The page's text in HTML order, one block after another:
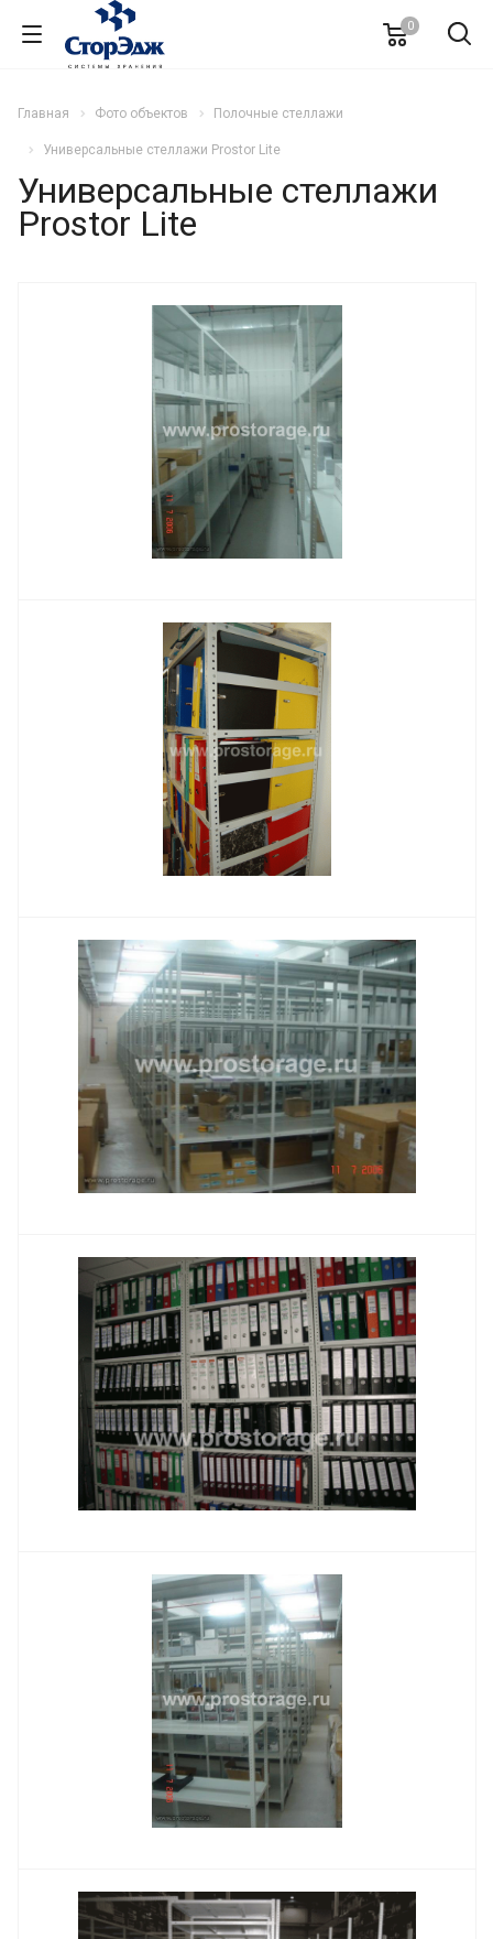
0
Главная Фото объектов Полочные стеллажи
Универсальные стеллажи Prostor Lite
Универсальные стеллажи
Prostor Lite